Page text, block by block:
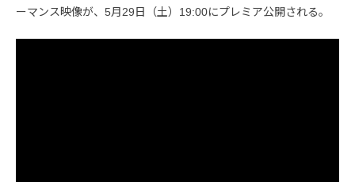
ーマンス映像が、5月29日（土）19:00にプレミア公開される。